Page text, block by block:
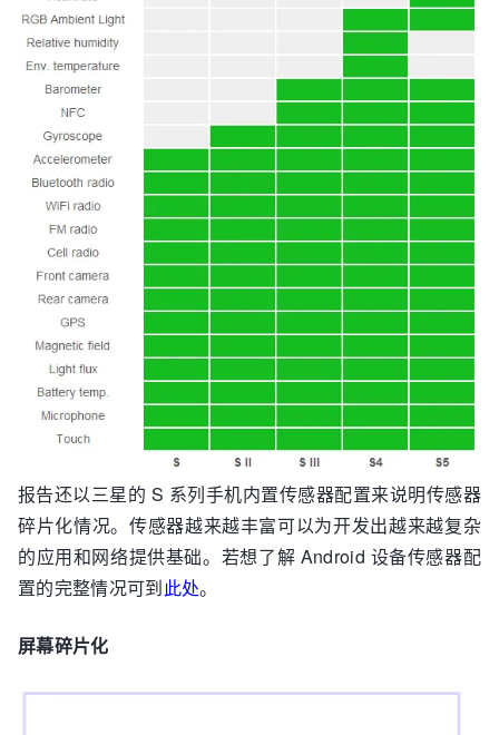
报告还以三星的 S 系列手机内置传感器配置来说明传感器
碎片化情况。传感器越来越丰富可以为开发出越来越复杂
的应用和网络提供基础。若想了解 Android 设备传感器配
置的完整情况可到此处。
屏幕碎片化